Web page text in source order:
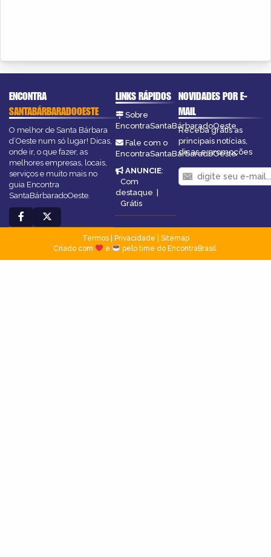
ENCONTRA
SANTABÁRBARADOOESTE
O melhor de Santa Bárbara
d’Oeste num só lugar! Dicas,
onde ir, o que fazer, as
melhores empresas, locais,
serviços e muito mais no
guia Encontra
SantaBárbaradoOeste.
LINKS RÁPIDOS
Sobre
EncontraSantaBárbaradoOeste
Fale com o
EncontraSantaBárbaradoOeste
ANUNCIE:
Com
destaque |
Grátis
NOVIDADES POR E-
MAIL
Receba grátis as
principais notícias,
dicas e promoções
Termos| Privacidade
Sitemap
Criado com
e pelo time do EncontraBrasil